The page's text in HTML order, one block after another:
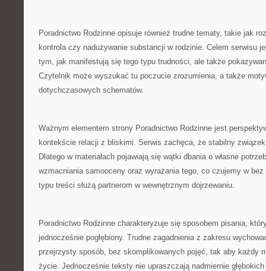
Poradnictwo Rodzinne opisuje również trudne tematy, takie jak
kontrola czy nadużywanie substancji w rodzinie. Celem serwisu
tym, jak manifestują się tego typu trudności, ale także
Czytelnik może wyszukać tu poczucie zrozumienia, a także
dotychczasowych schematów.
Ważnym elementem strony Poradnictwo Rodzinne jest
kontekście relacji z bliskimi. Serwis zachęca, że stabilny
Dlatego w materiałach pojawiają się wątki dbania o własne
wzmacniania samooceny oraz wyrażania tego, co czujemy w
typu treści służą partnerom w wewnętrznym dojrzewaniu.
Poradnictwo Rodzinne charakteryzuje się sposobem pisania,
jednocześnie pogłębiony. Trudne zagadnienia z zakresu
przejrzysty sposób, bez skomplikowanych pojęć, tak aby każdy
życie. Jednocześnie teksty nie upraszczają nadmiernie